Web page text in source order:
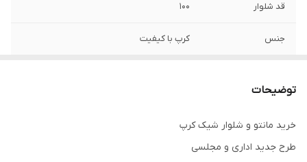
قد شلوار ۱۰۰
جنس کرپ با کیفیت
توضیحات
خرید مانتو و شلوار شیک کرپ
طرح جدید اداری و مجلسی